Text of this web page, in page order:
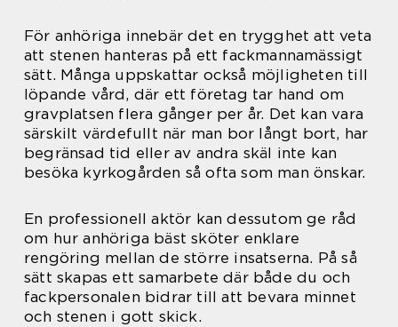
För anhöriga innebär det en trygghet att veta
att stenen hanteras på ett fackmannamässigt
sätt. Många uppskattar också möjligheten till
löpande vård, där ett företag tar hand om
gravplatsen flera gånger per år. Det kan vara
särskilt värdefullt när man bor långt bort, har
begränsad tid eller av andra skäl inte kan
besöka kyrkogården så ofta som man önskar.
En professionell aktör kan dessutom ge råd
om hur anhöriga bäst sköter enklare
rengöring mellan de större insatserna. På så
sätt skapas ett samarbete där både du och
fackpersonalen bidrar till att bevara minnet
och stenen i gott skick.